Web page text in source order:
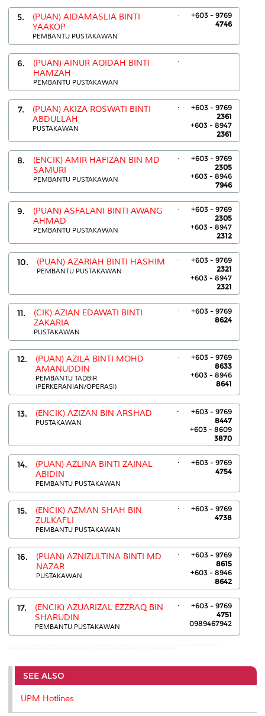
5.
(PUAN) AIDAMASLIA BINTI
YAAKOP
PEMBANTU PUSTAKAWAN
.
+603 - 9769
4746
6.
(PUAN) AINUR AQIDAH BINTI
HAMZAH
PEMBANTU PUSTAKAWAN
.
7.
(PUAN) AKIZA ROSWATI BINTI
ABDULLAH
PUSTAKAWAN
.
+603 - 9769
2361
+603 - 8947
2361
8.
(ENCIK) AMIR HAFIZAN BIN MD
SAMURI
PEMBANTU PUSTAKAWAN
.
+603 - 9769
2305
+603 - 8946
7946
9.
(PUAN) ASFALANI BINTI AWANG
AHMAD
PEMBANTU PUSTAKAWAN
.
+603 - 9769
2305
+603 - 8947
2312
10. (PUAN) AZARIAH BINTI HASHIM
PEMBANTU PUSTAKAWAN
.
+603 - 9769
2321
+603 - 8947
2321
11.
(CIK) AZIAN EDAWATI BINTI
ZAKARIA
PUSTAKAWAN
.
+603 - 9769
8624
12.
(PUAN) AZILA BINTI MOHD
AMANUDDIN
PEMBANTU TADBIR
(PERKERANIAN/OPERASI)
.
+603 - 9769
8633
+603 - 8946
8641
13. (ENCIK) AZIZAN BIN ARSHAD
PUSTAKAWAN
.
+603 - 9769
8447
+603 - 8609
3870
14.
(PUAN) AZLINA BINTI ZAINAL
ABIDIN
PEMBANTU PUSTAKAWAN
.
+603 - 9769
4754
15.
(ENCIK) AZMAN SHAH BIN
ZULKAFLI
PEMBANTU PUSTAKAWAN
.
+603 - 9769
4738
16.
(PUAN) AZNIZULTINA BINTI MD
NAZAR
PUSTAKAWAN
.
+603 - 9769
8615
+603 - 8946
8642
17.
(ENCIK) AZUARIZAL EZZRAQ BIN
SHARUDIN
PEMBANTU PUSTAKAWAN
.
+603 - 9769
4751
0989467942
SEE ALSO
UPM Hotlines